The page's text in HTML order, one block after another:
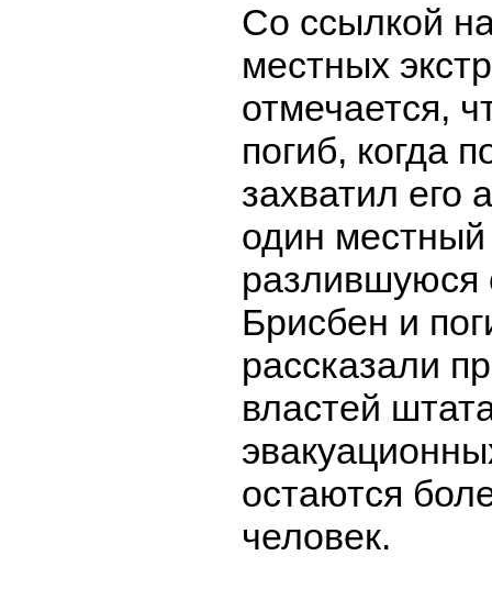
Со ссылкой
местных
отмечается,
погиб, когда
захватил его
один
разлившуюся
Брисбен и
рассказали
властей
остаются
человек.